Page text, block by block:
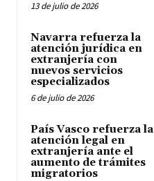
13 de julio de 2026
Navarra refuerza la
atención jurídica en
extranjería con
nuevos servicios
especializados
6 de julio de 2026
País Vasco refuerza la
atención legal en
extranjería ante el
aumento de trámites
migratorios